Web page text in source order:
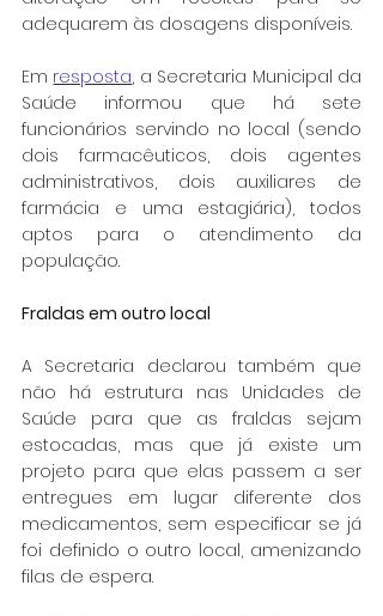
adequarem às dosagens disponíveis.
Em resposta, a Secretaria Municipal da
Saúde informou que há sete
funcionários servindo no local (sendo
dois farmacêuticos, dois agentes
administrativos, dois auxiliares de
farmácia e uma estagiária), todos
aptos para o atendimento da
população.
Fraldas em outro local
A Secretaria declarou também que
não há estrutura nas Unidades de
Saúde para que as fraldas sejam
estocadas, mas que já existe um
projeto para que elas passem a ser
entregues em lugar diferente dos
medicamentos, sem especificar se já
foi definido o outro local, amenizando
filas de espera.